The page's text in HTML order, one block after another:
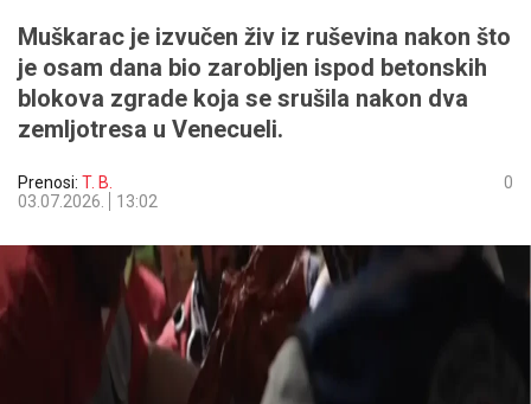
Muškarac je izvučen živ iz ruševina nakon što
je osam dana bio zarobljen ispod betonskih
blokova zgrade koja se srušila nakon dva
zemljotresa u Venecueli.
Prenosi: T. B.
03.07.2026.
13:02
0